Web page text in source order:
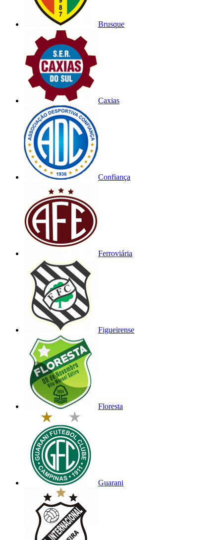
Brusque
Caxias
Confiança
Ferroviária
Figueirense
Floresta
Guarani